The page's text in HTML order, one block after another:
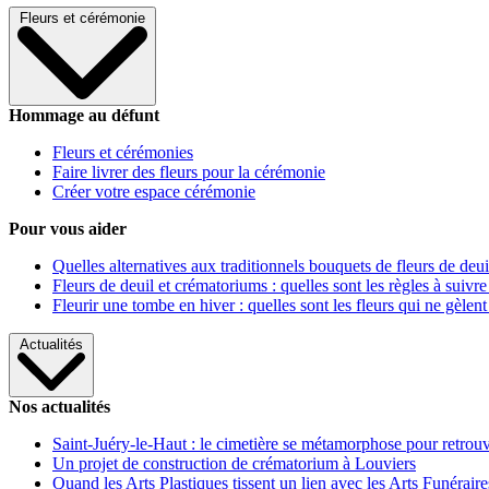
Fleurs et cérémonie
Hommage au défunt
Fleurs et cérémonies
Faire livrer des fleurs pour la cérémonie
Créer votre espace cérémonie
Pour vous aider
Quelles alternatives aux traditionnels bouquets de fleurs de
Fleurs de deuil et crématoriums : quelles sont les règles à
Fleurir une tombe en hiver : quelles sont les fleurs qui ne gèlent
Actualités
Nos actualités
Saint-Juéry-le-Haut : le cimetière se métamorphose pour
Un projet de construction de crématorium à Louviers
Quand les Arts Plastiques tissent un lien avec les Arts